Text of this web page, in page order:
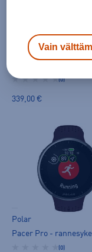
Polar
(0)
339,00 €
Polar
Pacer Pro -
(0)
Vain